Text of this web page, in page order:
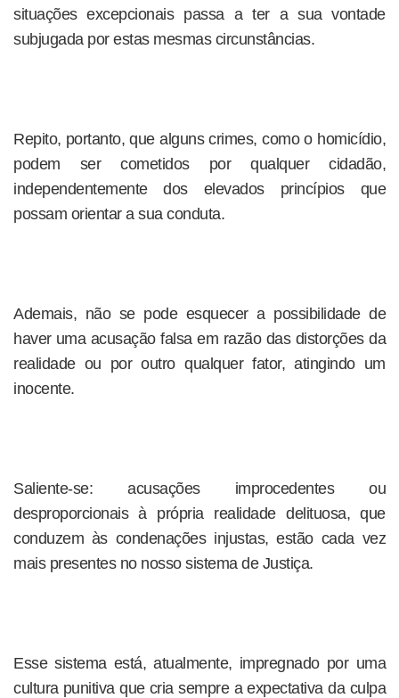
situações excepcionais passa a ter a sua vontade
subjugada por estas mesmas circunstâncias.
Repito, portanto, que alguns crimes, como o homicídio,
podem ser cometidos por qualquer cidadão,
independentemente dos elevados princípios que
possam orientar a sua conduta.
Ademais, não se pode esquecer a possibilidade de
haver uma acusação falsa em razão das distorções da
realidade ou por outro qualquer fator, atingindo um
inocente.
Saliente-se: acusações improcedentes ou
desproporcionais à própria realidade delituosa, que
conduzem às condenações injustas, estão cada vez
mais presentes no nosso sistema de Justiça.
Esse sistema está, atualmente, impregnado por uma
cultura punitiva que cria sempre a expectativa da culpa